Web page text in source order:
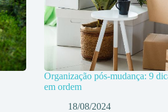
Organização pós-mudança: 9
em ordem
18/08/2024